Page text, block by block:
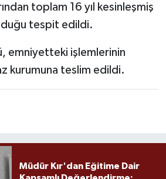
toplam 16 yıl kesinleşmiş
tespit edildi.
emniyetteki işlemlerinin
kurumuna teslim edildi.
Müdür Kır'dan Eğitime Dair